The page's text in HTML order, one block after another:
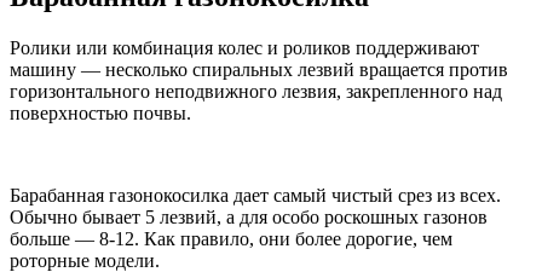
Ролики или комбинация колес и роликов поддерживают
машину — несколько спиральных лезвий вращается против
горизонтального неподвижного лезвия, закрепленного над
поверхностью почвы.
Барабанная газонокосилка дает самый чистый срез из всех.
Обычно бывает 5 лезвий, а для особо роскошных газонов
больше — 8-12. Как правило, они более дорогие, чем
роторные модели.